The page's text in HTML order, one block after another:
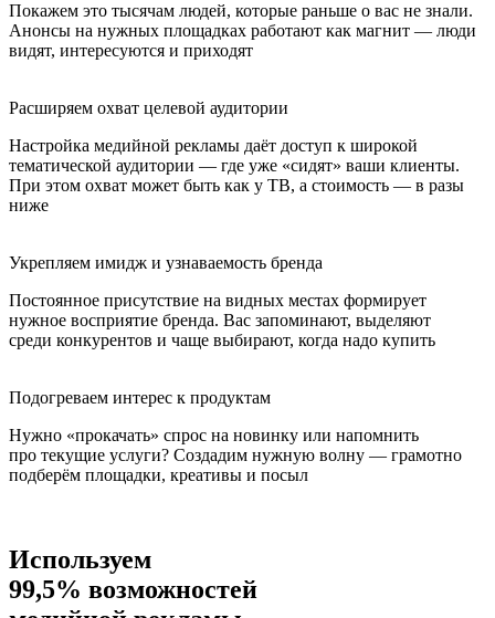
Покажем это тысячам людей, которые раньше о вас не знали.
Анонсы на нужных площадках работают как магнит — люди
видят, интересуются и приходят
Расширяем охват целевой аудитории
Настройка медийной рекламы даёт доступ к широкой
тематической аудитории — где уже «сидят» ваши клиенты.
При этом охват может быть как у ТВ, а стоимость — в разы
ниже
Укрепляем имидж и узнаваемость бренда
Постоянное присутствие на видных местах формирует
нужное восприятие бренда. Вас запоминают, выделяют
среди конкурентов и чаще выбирают, когда надо купить
Подогреваем интерес к продуктам
Нужно «прокачать» спрос на новинку или напомнить
про текущие услуги? Создадим нужную волну — грамотно
подберём площадки, креативы и посыл
Используем
99,5% возможностей